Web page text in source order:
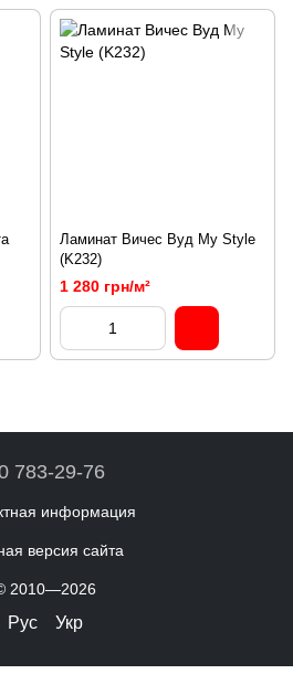
Ламинат Вичес Вуд My Style
(K232)
1 280 грн/м²
783-29-76
информация
версия сайта
2010—2026
Рус Укр